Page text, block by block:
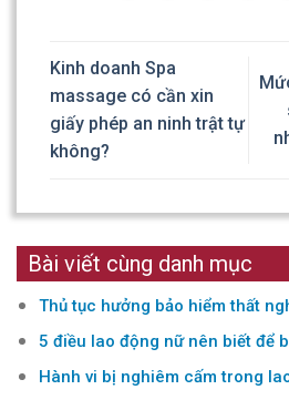
Kinh doanh Spa
massage có cần xin
giấy phép an ninh trật tự
không?
Bài viết cùng danh mục
Thủ tục hưởng bảo hiểm thất
5 điều lao động nữ nên biết để
Hành vi bị nghiêm cấm trong